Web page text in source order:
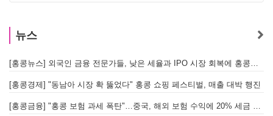
뉴스
[홍콩경제] "동남아 시장 확 뚫었다" 홍콩 쇼핑 페스티벌, 매출 대박 행진